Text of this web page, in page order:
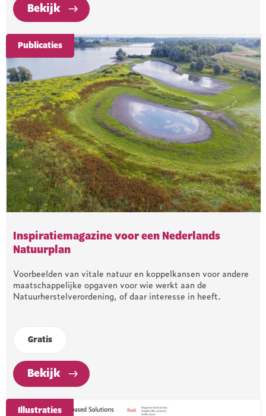
Bekijk
Publicaties
Inspiratiemagazine voor een Nederlands
Natuurplan
Voorbeelden van vitale natuur en koppelkansen voor andere
maatschappelijke opgaven voor wie werkt aan de
Natuurherstelverordening, of daar interesse in heeft.
Gratis
Bekijk
Illustraties